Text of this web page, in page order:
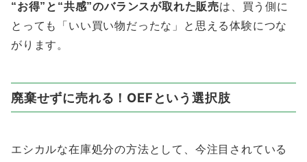
“お得”と“共感”のバランスが取れた販売は、買う側に
とっても「いい買い物だったな」と思える体験につな
がります。
廃棄せずに売れる！OEFという選択肢
エシカルな在庫処分の方法として、今注目されている